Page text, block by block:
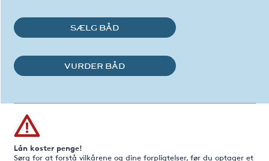
SÆLG BÅD
VURDER BÅD
Lån koster penge!
Sørg for at forstå vilkårene og dine forpligtelser, før du optager et